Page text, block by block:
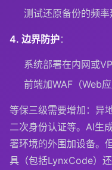
测试还原备份的频率
4. 边界防护：
系统部署在内网或
前端加WAF（Web
等保三级需要增加：异
二次身份认证等。AI生
署环境的外围加设备。
具（包括LynxCode）